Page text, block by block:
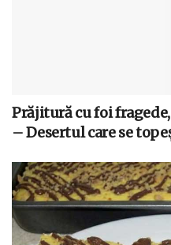
Prăjitură cu foi
– Desertul care se